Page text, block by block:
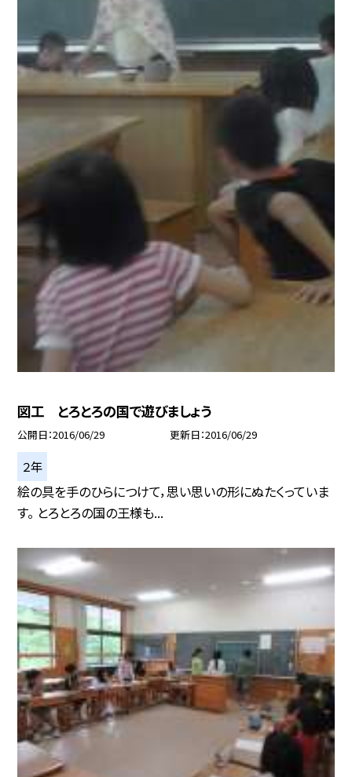
図工 とろとろの国で遊びましょう
公開日 2016/06/29 更新日 2016/06/29
２年
絵の具を手のひらにつけて，思い思いの形にぬたくっていま
す。 とろとろの国の王様も...